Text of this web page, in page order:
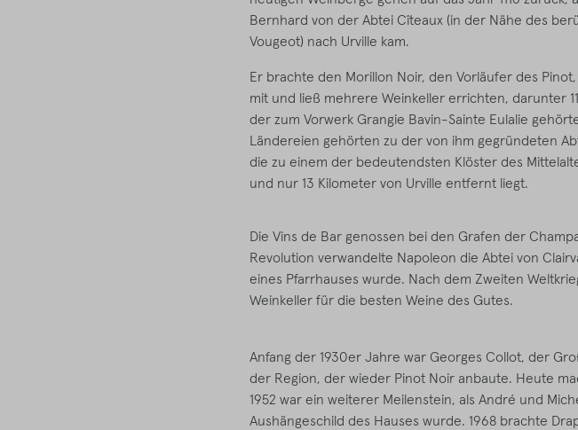
Bernhard von der Abtei Cîteaux (in der Nähe des
Vougeot) nach Urville kam.
Er brachte den Morillon Noir, den Vorläufer des
mit und ließ mehrere Weinkeller errichten, darunter
der zum Vorwerk Grangie Bavin-Sainte Eulalie
Ländereien gehörten zu der von ihm gegründeten
die zu einem der bedeutendsten Klöster des
und nur 13 Kilometer von Urville entfernt liegt.
Die Vins de Bar genossen bei den Grafen der
Revolution verwandelte Napoleon die Abtei von
eines Pfarrhauses wurde. Nach dem Zweiten
Weinkeller für die besten Weine des Gutes.
Anfang der 1930er Jahre war Georges Collot, der
der Region, der wieder Pinot Noir anbaute. Heute
1952 war ein weiterer Meilenstein, als André und
Aushängeschild des Hauses wurde. 1968 brachte